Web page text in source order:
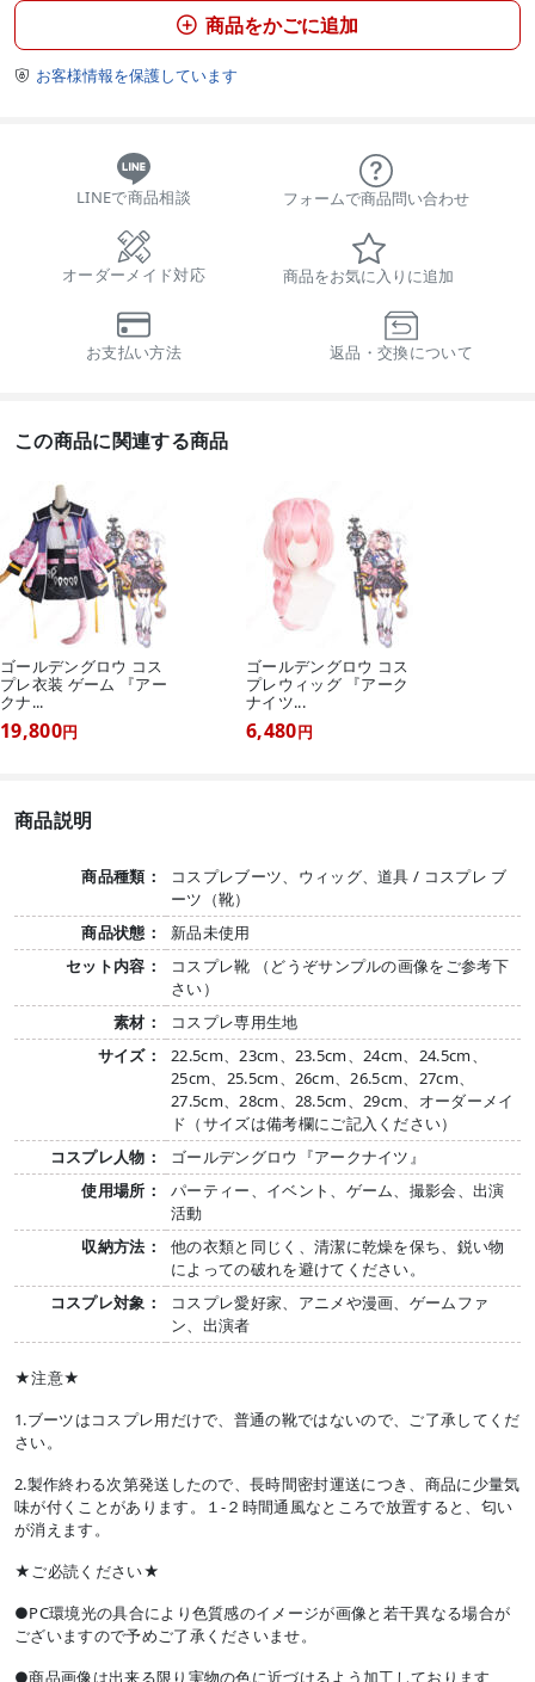
 商品をかごに追加
 お客様情報を保護しています
LINEで商品相談 フォームで商品問い合わせ
オーダーメイド対応 商品をお気に入りに追加
お支払い方法 返品・交換について
この商品に関連する商品
ゴールデングロウ コス
プレ衣装 ゲーム 『アー
クナ...
19,800円
ゴールデングロウ コス
プレウィッグ 『アーク
ナイツ...
6,480円
商品説明
商品種類：
コスプレブーツ、ウィッグ、道具 / コスプレ ブ
ーツ（靴）
商品状態：
新品未使用
セット内容：
コスプレ靴 （どうぞサンプルの画像をご参考下
さい）
素材：
コスプレ専用生地
サイズ：
22.5cm、23cm、23.5cm、24cm、24.5cm、
25cm、25.5cm、26cm、26.5cm、27cm、
27.5cm、28cm、28.5cm、29cm、オーダーメイ
ド（サイズは備考欄にご記入ください）
コスプレ人物：
ゴールデングロウ『アークナイツ』
使用場所：
パーティー、イベント、ゲーム、撮影会、出演
活動
収納方法：
他の衣類と同じく、清潔に乾燥を保ち、鋭い物
によっての破れを避けてください。
コスプレ対象：
コスプレ愛好家、アニメや漫画、ゲームファ
ン、出演者
★注意★
1.ブーツはコスプレ用だけで、普通の靴ではないので、ご了承してくだ
さい。
2.製作終わる次第発送したので、長時間密封運送につき、商品に少量気
味が付くことがあります。１-２時間通風なところで放置すると、匂い
が消えます。
★ご必読ください★
●PC環境光の具合により色質感のイメージが画像と若干異なる場合が
ございますので予めご了承くださいませ。
●商品画像は出来る限り実物の色に近づけるよう加工しております